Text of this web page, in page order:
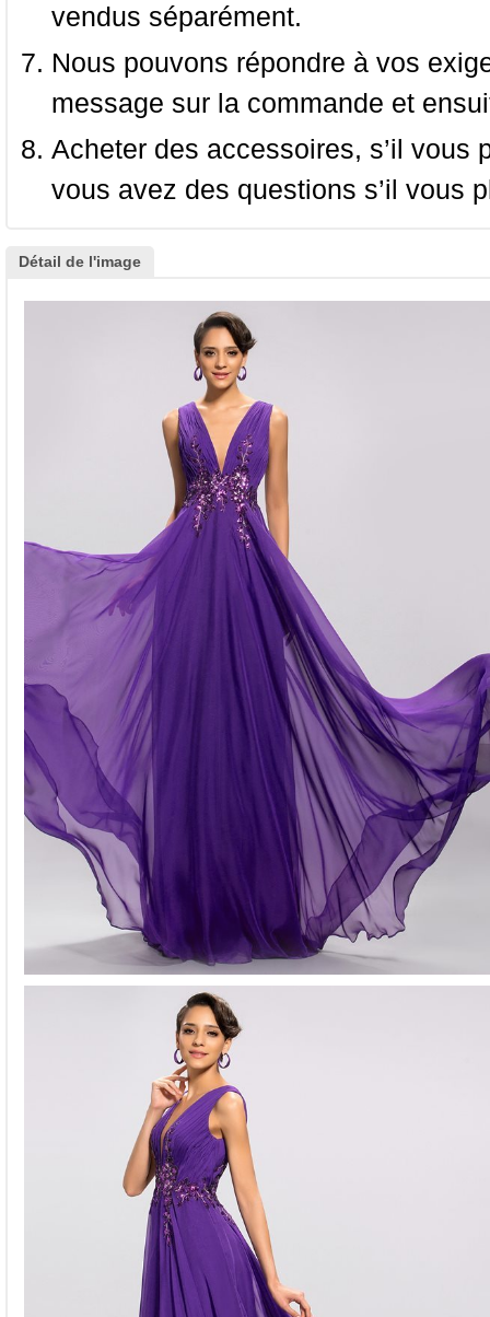
vendus séparément.
Nous pouvons répondre à vos
message sur la commande et
Acheter des accessoires, s’il
vous avez des questions s’il vous
Détail de l'image